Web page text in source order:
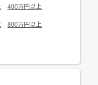
400万円以上
800万円以上